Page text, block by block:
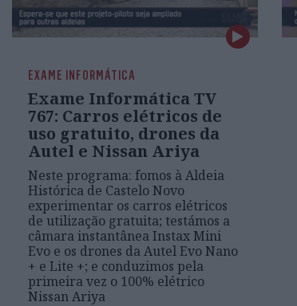
EXAME INFORMÁTICA
Exame Informática TV
767: Carros elétricos de
uso gratuito, drones da
Autel e Nissan Ariya
Neste programa: fomos à Aldeia
Histórica de Castelo Novo
experimentar os carros elétricos
de utilização gratuita; testámos a
câmara instantânea Instax Mini
Evo e os drones da Autel Evo Nano
+ e Lite +; e conduzimos pela
primeira vez o 100% elétrico
Nissan Ariya